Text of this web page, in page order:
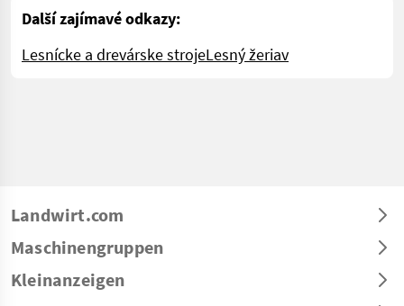
Další zajímavé odkazy:
Lesnícke a drevárske strojeLesný žeriav
Landwirt.com
Maschinengruppen
Kleinanzeigen